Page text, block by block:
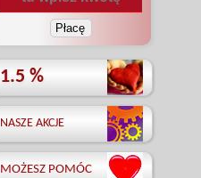
1.5 %
NASZE AKCJE
MOŻESZ POMÓC